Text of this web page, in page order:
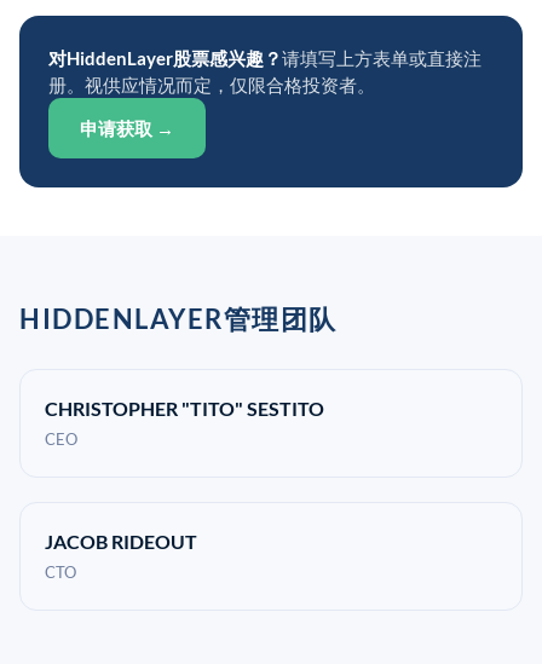
对HiddenLayer股票感兴趣？请填写上方表单或直接注
册。视供应情况而定，仅限合格投资者。
申请获取 →
HIDDENLAYER管理团队
CHRISTOPHER "TITO" SESTITO
CEO
JACOB RIDEOUT
CTO